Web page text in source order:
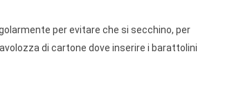
per evitare che si secchino, per
di cartone dove inserire i barattolini